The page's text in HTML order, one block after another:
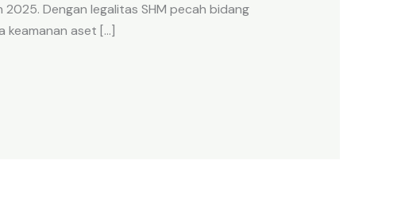
Dengan legalitas SHM pecah bidang
keamanan aset […]